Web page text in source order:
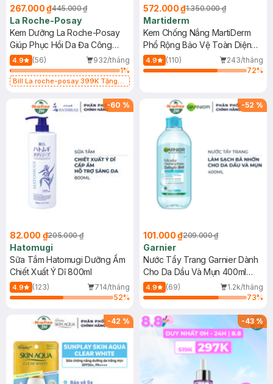
267.000 ₫445.000 ₫
La Roche-Posay
Kem Dưỡng La Roche-Posay
Giúp Phục Hồi Da Đa Công
Dụng 40ml
4.9 (56)
932/tháng
1%
Bill La roche-posay 399K Tặng
(SL có hạn)
572.000 ₫1.350.000 ₫
Martiderm
Kem Chống Nắng MartiDerm
Phổ Rộng Bảo Vệ Toàn Diện
40ml
4.9 (110)
243/tháng
72%
-60 %
82.000 ₫205.000 ₫
Hatomugi
Sữa Tắm Hatomugi Dưỡng Ẩm
Chiết Xuất Ý Dĩ 800ml
4.9 (123)
714/tháng
52%
-52 %
101.000 ₫209.000 ₫
Garnier
Nước Tẩy Trang Garnier Dành
Cho Da Dầu Và Mụn 400ml
(Mới)
4.9 (69)
1.2k/tháng
73%
-42 % -43%